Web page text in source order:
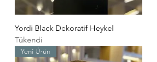
Yordi Black Dekoratif Heykel
Tükendi
Yeni Ürün